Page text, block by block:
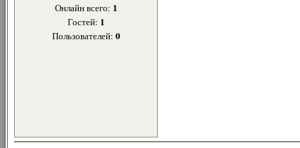
Онлайн всего: 1
Гостей: 1
Пользователей: 0